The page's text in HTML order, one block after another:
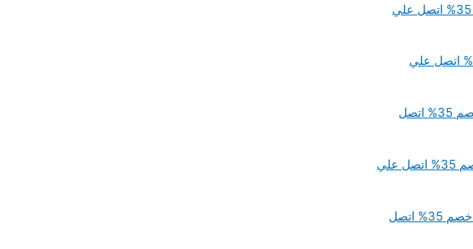
شركة نقل عفش بالاحساء خصم 35% اتصل علي
شركة تنظيف بالاحساء خصم 35% اتصل علي
شركة تسليك مجاري بالاحساء خصم 35% اتصل
شركة مكافحة حمام بالاحساء خصم 35% اتصل علي
شركة مكافحة حشرات بالاحساء خصم 35% اتصل